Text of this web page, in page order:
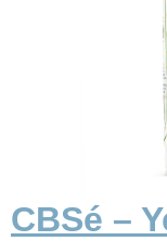
CBSé –